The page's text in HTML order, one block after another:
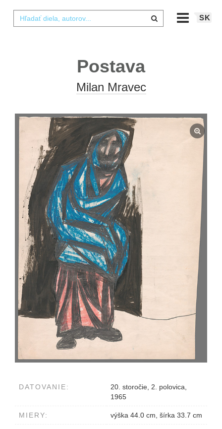
SK
Postava
Milan Mravec
DATOVANIE:
20. storočie, 2. polovica,
1965
MIERY: výška 44.0 cm, šírka 33.7 cm